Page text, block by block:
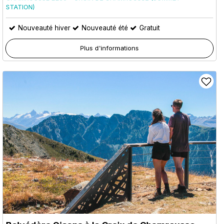
STATION)
Nouveauté hiver Nouveauté été Gratuit
Plus d'informations